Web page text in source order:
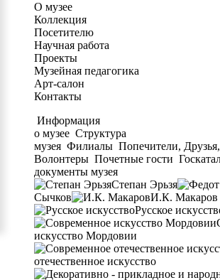
О музее
Коллекция
Посетителю
Научная работа
Проекты
Музейная педагогика
Арт-салон
Контакты
Информация
о музее Структура
музея Филиалы Попечители, Друзья,
Волонтеры Почетные гости
документы музея
Степан Эрьзя
Сычков
И.К. Макаров
Русское
искусство Мордовии
отечественное искусство